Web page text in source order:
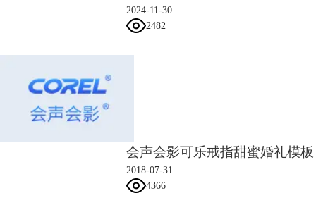
2024-11-30
2482
会声会影可乐戒指甜蜜婚礼模板
2018-07-31
4366